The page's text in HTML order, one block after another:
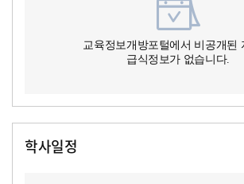
교육정보개방포털에서 비공개된
급식정보가 없습니다.
학사일정